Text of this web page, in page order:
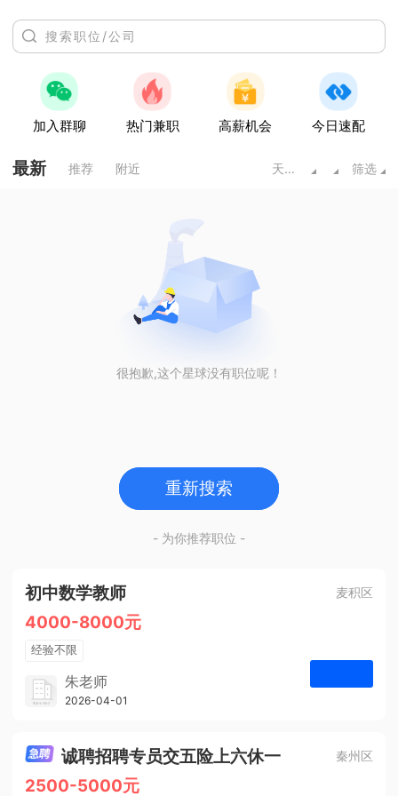
加入群聊 热门兼职 高薪机会 今日速配
最新 推荐 附近 天水甘肃 筛选
很抱歉,这个星球没有职位呢！
重新搜索
- 为你推荐职位 -
初中数学教师 麦积区
4000-8000元
经验不限
学历不限
1人
朱老师
博学启智教育
2026-04-01
诚聘招聘专员交五险上六休一 秦州区
2500-5000元